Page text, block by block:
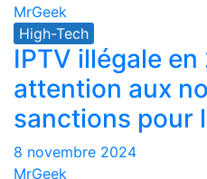
MrGeek
High-Tech
IPTV illégale en
attention aux
sanctions pour
8 novembre 2024
MrGeek